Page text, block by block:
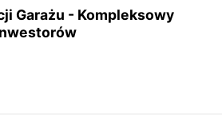
Garażu - Kompleksowy